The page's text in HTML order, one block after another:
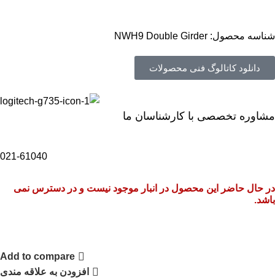
شناسه محصول: NWH9 Double Girder
دانلود کاتالوگ فنی محصولات
مشاوره تخصصی با کارشناسان ما
021-61040
در حال حاضر این محصول در انبار موجود نیست و در دسترس نمی
باشد.
Add to compare
افزودن به علاقه مندی